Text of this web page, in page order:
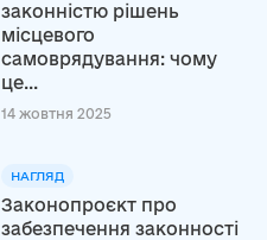
законністю рішень
місцевого
самоврядування: чому
це...
14 жовтня 2025
НАГЛЯД
Законопроєкт про
забезпечення законності